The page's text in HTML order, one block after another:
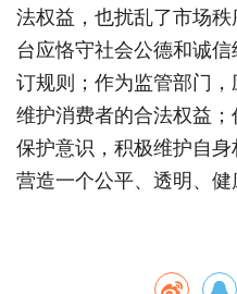
法权益，也扰乱了市场
台应恪守社会公德和诚
订规则；作为监管部门，
维护消费者的合法权益
保护意识，积极维护自
营造一个公平、透明、健